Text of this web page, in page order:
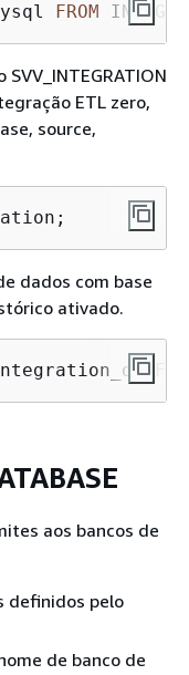
FROM
ETL zero,
source,
dados com base
ativado.
aos bancos de
definidos pelo
de banco de